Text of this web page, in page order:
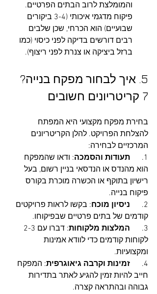
והמומלצת לרוב הבתים הפרטיים.
פיקוח מדגמי איכותי (3-4 ביקורים
שבועיים) הוא הכרחי, שכן שלבים
רבים דורשים בדיקה לפני כיסוי (כמו
ברזל ביציקה או צנרת לפני ריצוף).
5. איך לבחור מפקח בנייה?
7 קריטריונים חשובים
בחירת מפקח מקצועי היא המפתח
להצלחת הפרויקט. להלן הקריטריונים
המרכזיים לבחירה:
1.
תעודות והסמכה: ודאו שהמפקח
הוא מהנדס או הנדסאי בניין רשום, בעל
רישיון בתוקף או הכשרה מוכרת בקורס
פיקוח בנייה.
2.
ניסיון מוכח: בקשו לראות פרויקטים
קודמים של בתים פרטיים שבפיקוחו.
3.
המלצות מלקוחות
לקוחות קודמים כדי לוודא אמינות
ומקצועיות.
4.
זמינות וקרבה גיאוגרפית: המפקח
חייב להיות זמין להגיע לאתר בתדירות
גבוהה ובהתראה קצרה.